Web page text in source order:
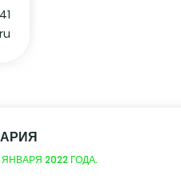
ЯНВАРЯ 2022 ГОДА.